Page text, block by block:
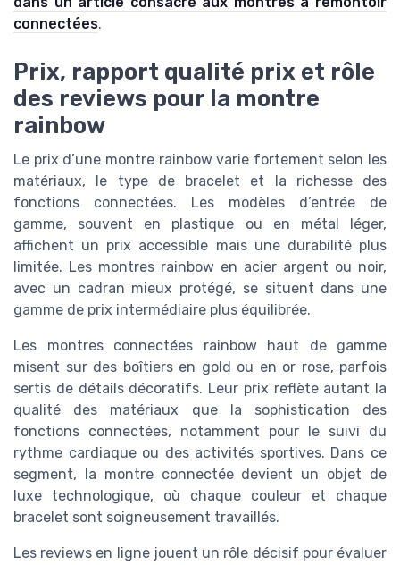
connectées.
Prix, rapport qualité prix et rôle
des reviews pour la montre
rainbow
Le prix d’une montre rainbow varie fortement selon les
matériaux, le type de bracelet et la richesse des
fonctions connectées. Les modèles d’entrée de
gamme, souvent en plastique ou en métal léger,
affichent un prix accessible mais une durabilité plus
limitée. Les montres rainbow en acier argent ou noir,
avec un cadran mieux protégé, se situent dans une
gamme de prix intermédiaire plus équilibrée.
Les montres connectées rainbow haut de gamme
misent sur des boîtiers en gold ou en or rose, parfois
sertis de détails décoratifs. Leur prix reflète autant la
qualité des matériaux que la sophistication des
fonctions connectées, notamment pour le suivi du
rythme cardiaque ou des activités sportives. Dans ce
segment, la montre connectée devient un objet de
luxe technologique, où chaque couleur et chaque
bracelet sont soigneusement travaillés.
Les reviews en ligne jouent un rôle décisif pour évaluer